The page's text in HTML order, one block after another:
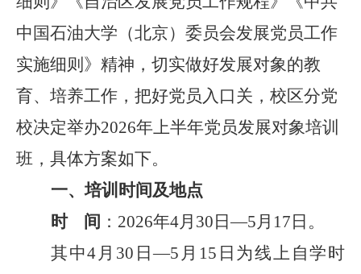
中国石油大学（北京）委员会发展党员工作
实施细则》精神， 切实做好发展对象的教
育、 培养工作，把好党员入口关， 校区分党
校决定举办2026年上半年党员发展对象培训
班 ， 具体方案如下。
一、培训时间及地点
时
间 ： 2026年4月 30 日—5月 17 日 。
其中4 月 30 日—5 月 15 日为线上自学时